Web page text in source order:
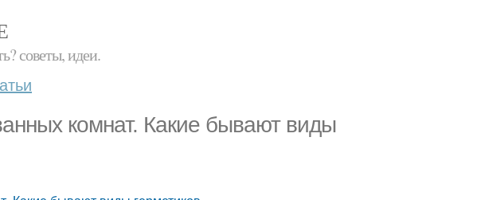
советы, идеи.
комнат. Какие бывают виды